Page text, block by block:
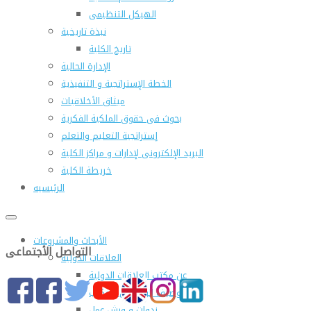
الهيكل التنظيمى
نبذة تاريخية
تاريخ الكلية
الإدارة الحالية
الخطة الإستراتجية و التنفيذية
ميثاق الأخلاقيات
بحوث فى حقوق الملكية الفكرية
إستراتجية التعليم والتعلم
البريد الإلكترونى لإدارات و مراكز الكلية
خريطة الكلية
الرئيسيه
الأبحاث والمشروعات
العلاقات الدولية
عن مكتب العلاقات الدولية
التوصيف الوظيفى للمكتب
التواصل الأجتماعى